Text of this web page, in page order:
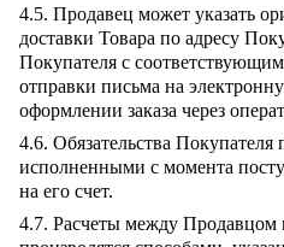
4.5. Продавец может указать
доставки Товара по адресу
Покупателя с
отправки письма на
оформлении заказа через
4.6. Обязательства Покупателя
исполненными с момента
на его счет.
4.7. Расчеты между Продавцом